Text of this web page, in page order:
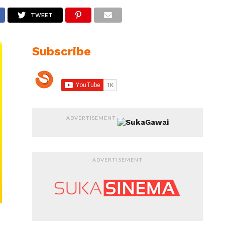
TWEET
Subscribe
ADVERTISEMENT
ADVERTISEMENT